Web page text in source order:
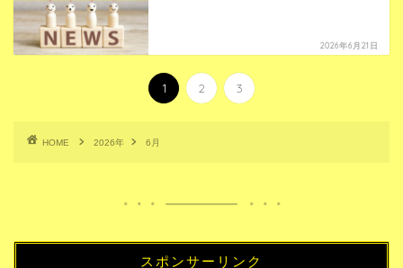
2026年6月21日
1 2 3
HOME 2026年 6月
スポンサーリンク